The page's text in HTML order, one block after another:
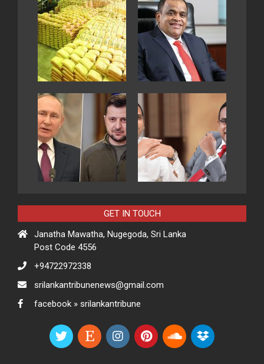
GET IN TOUCH
Janatha Mawatha, Nugegoda, Sri Lanka
Post Code 4556
+94722972338
srilankantribunenews@gmail.com
facebook » srilankantribune